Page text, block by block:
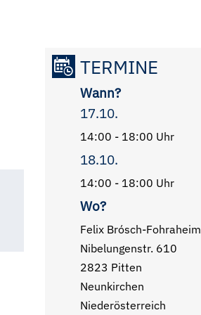
TERMINE
Wann?
17.10.
14:00 - 18:00 Uhr
18.10.
14:00 - 18:00 Uhr
Wo?
Felix Brósch-Fohraheim
Nibelungenstr. 610
2823 Pitten
Neunkirchen
Niederösterreich